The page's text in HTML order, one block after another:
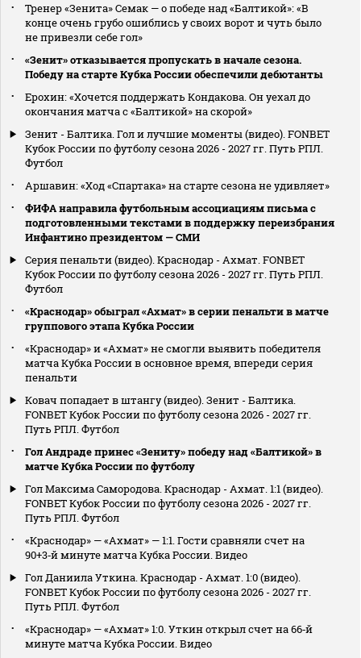
Тренер «Зенита» Семак — о победе над «Балтикой»: «В
конце очень грубо ошиблись у своих ворот и чуть было
не привезли себе гол»
«Зенит» отказывается пропускать в начале сезона.
Победу на старте Кубка России обеспечили дебютанты
Ерохин: «Хочется поддержать Кондакова. Он уехал до
окончания матча с «Балтикой» на скорой»
Зенит - Балтика. Гол и лучшие моменты (видео). FONBET
Кубок России по футболу сезона 2026 - 2027 гг. Путь РПЛ.
Футбол
Аршавин: «Ход «Спартака» на старте сезона не удивляет»
ФИФА направила футбольным ассоциациям письма с
подготовленными текстами в поддержку переизбрания
Инфантино президентом — СМИ
Серия пенальти (видео). Краснодар - Ахмат. FONBET
Кубок России по футболу сезона 2026 - 2027 гг. Путь РПЛ.
Футбол
«Краснодар» обыграл «Ахмат» в серии пенальти в матче
группового этапа Кубка России
«Краснодар» и «Ахмат» не смогли выявить победителя
матча Кубка России в основное время, впереди серия
пенальти
Ковач попадает в штангу (видео). Зенит - Балтика.
FONBET Кубок России по футболу сезона 2026 - 2027 гг.
Путь РПЛ. Футбол
Гол Андраде принес «Зениту» победу над «Балтикой» в
матче Кубка России по футболу
Гол Максима Самородова. Краснодар - Ахмат. 1:1 (видео).
FONBET Кубок России по футболу сезона 2026 - 2027 гг.
Путь РПЛ. Футбол
«Краснодар» — «Ахмат» — 1:1. Гости сравняли счет на
90+3‑й минуте матча Кубка России. Видео
Гол Даниила Уткина. Краснодар - Ахмат. 1:0 (видео).
FONBET Кубок России по футболу сезона 2026 - 2027 гг.
Путь РПЛ. Футбол
«Краснодар» — «Ахмат» 1:0. Уткин открыл счет на 66‑й
минуте матча Кубка России. Видео